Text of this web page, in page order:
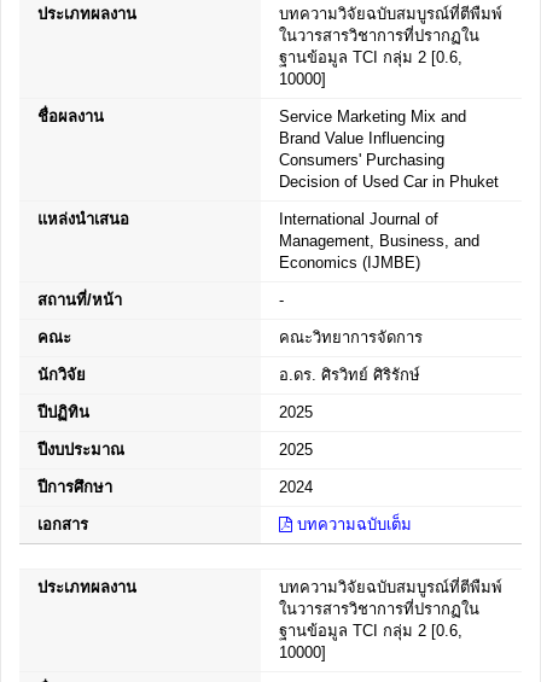
ประเภทผลงาน
บทความวิจัยฉบับสมบูรณ์ที่ตีพืมพ์
ในวารสารวิชาการที่ปรากฏใน
ฐานข้อมูล TCI กลุ่ม 2 [0.6,
10000]
ชื่อผลงาน
Service Marketing Mix and
Brand Value Influencing
Consumers' Purchasing
Decision of Used Car in Phuket
แหล่งนำเสนอ
International Journal of
Management, Business, and
Economics (IJMBE)
สถานที่/หน้า -
คณะ คณะวิทยาการจัดการ
นักวิจัย อ.ดร. ศิรวิทย์ ศิริรักษ์
ปีปฏิทิน 2025
ปีงบประมาณ 2025
ปีการศึกษา 2024
เอกสาร บทความฉบับเต็ม
ประเภทผลงาน
บทความวิจัยฉบับสมบูรณ์ที่ตีพืมพ์
ในวารสารวิชาการที่ปรากฏใน
ฐานข้อมูล TCI กลุ่ม 2 [0.6,
10000]